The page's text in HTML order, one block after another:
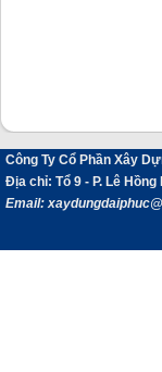
Công Ty Cổ Phần Xây
Địa chỉ: Tổ 9 - P. Lê
Email: